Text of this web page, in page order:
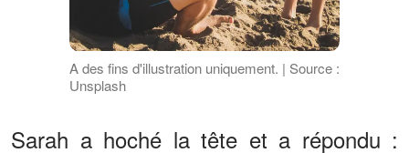
A des fins d'illustration uniquement. | Source :
Unsplash
Sarah a hoché la tête et a répondu :